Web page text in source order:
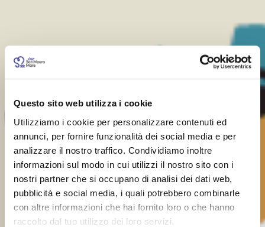
Questo sito web utilizza i cookie
Utilizziamo i cookie per personalizzare contenuti ed
annunci, per fornire funzionalità dei social media e per
analizzare il nostro traffico. Condividiamo inoltre
informazioni sul modo in cui utilizzi il nostro sito con i
nostri partner che si occupano di analisi dei dati web,
pubblicità e social media, i quali potrebbero combinarle
con altre informazioni che hai fornito loro o che hanno
raccolto dal tuo utilizzo dei loro servizi.